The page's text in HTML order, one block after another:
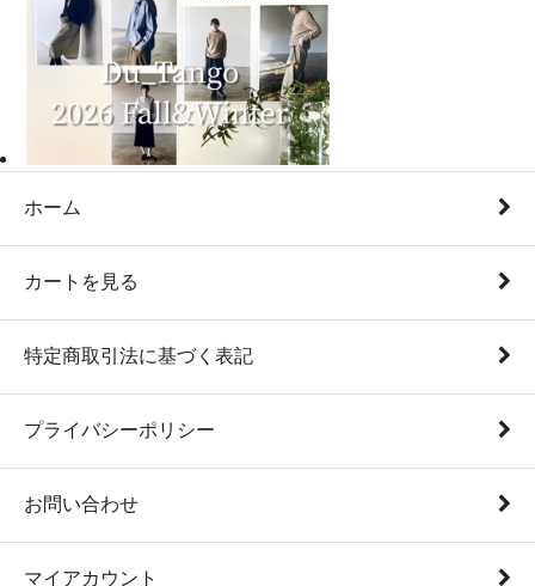
ホーム
カートを見る
特定商取引法に基づく表記
プライバシーポリシー
お問い合わせ
マイアカウント